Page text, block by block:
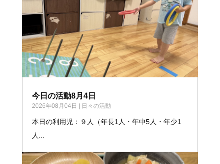
今日の活動8月4日
2026年08月04日 日々の活動
本日の利用児：９人（年長1人・年中5人・年少1
人...